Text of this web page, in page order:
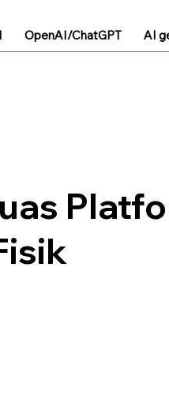
OpenAI/ChatGPT AI